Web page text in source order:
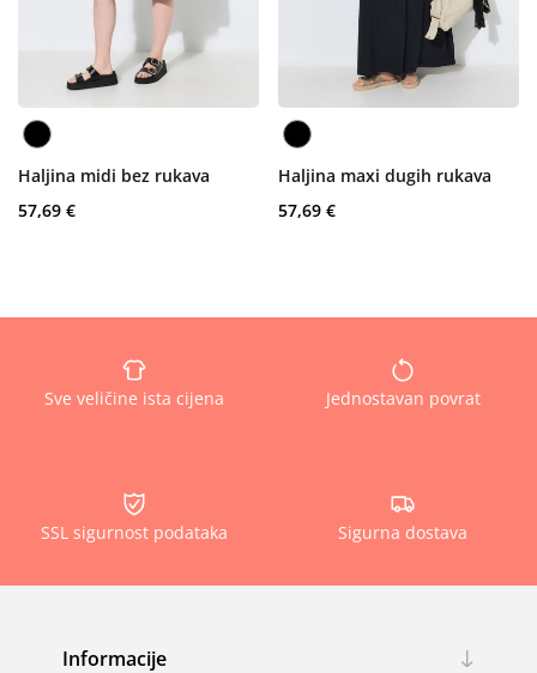
Haljina midi bez rukava
57,69 €
Haljina maxi dugih rukava
57,69 €
Sve veličine ista cijena Jednostavan povrat
SSL sigurnost podataka Sigurna dostava
Informacije